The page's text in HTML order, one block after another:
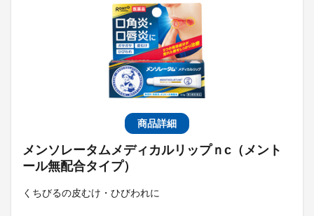
商品詳細
メンソレータムメディカルリップｎc（メント
ール無配合タイプ）
くちびるの皮むけ・ひびわれに